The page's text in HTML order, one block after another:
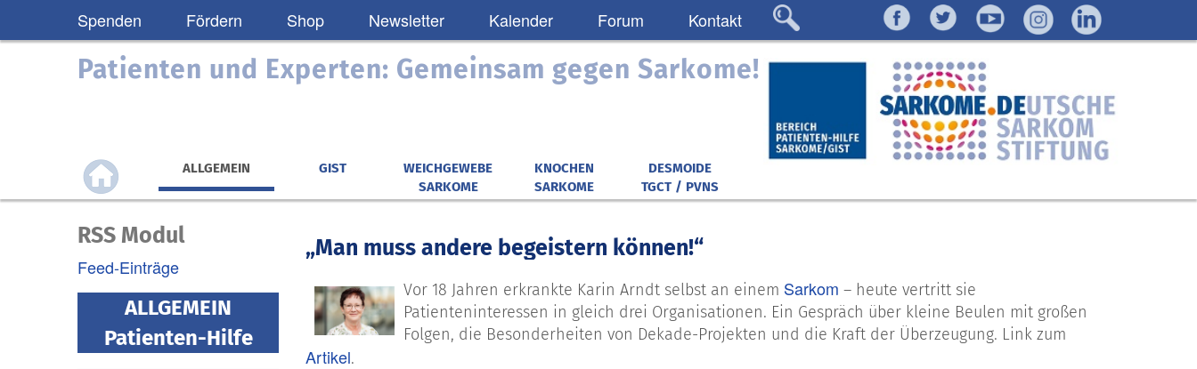
Spenden Fördern Shop Newsletter Kalender Forum Kontakt
Patienten und Experten: Gemeinsam gegen Sarkome!
ALLGEMEIN GIST
WEICHGEWEBE
SARKOME
KNOCHEN
SARKOME
DESMOIDE
TGCT / PVNS
RSS Modul
Feed-Einträge
ALLGEMEIN
Patienten-Hilfe
„Man muss andere begeistern können!“
Vor 18 Jahren erkrankte Karin Arndt selbst an einem Sarkom – heute vertritt sie
Patienteninteressen in gleich drei Organisationen. Ein Gespräch über kleine Beulen mit großen
Folgen, die Besonderheiten von Dekade-Projekten und die Kraft der Überzeugung. Link zum
Artikel.